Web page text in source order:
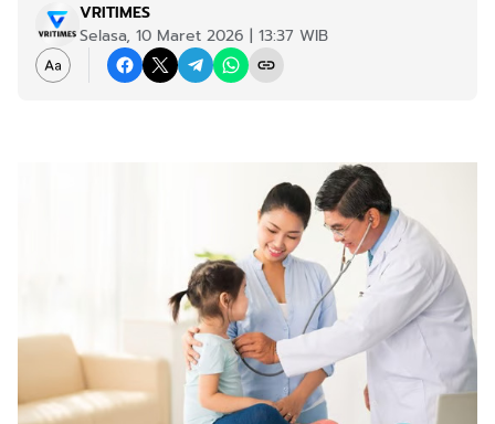
VRITIMES
Selasa, 10 Maret 2026 | 13:37 WIB